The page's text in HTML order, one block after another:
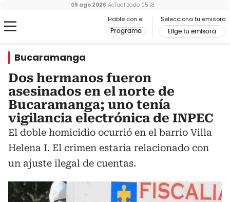
Hable con el
Programa
Selecciona tu emisora
Elige tu emisora
09 ago 2026 Actualizado 05:18
Bucaramanga
Dos hermanos fueron
asesinados en el norte de
Bucaramanga; uno tenía
vigilancia electrónica de INPEC
El doble homicidio ocurrió en el barrio Villa
Helena I. El crimen estaría relacionado con
un ajuste ilegal de cuentas.